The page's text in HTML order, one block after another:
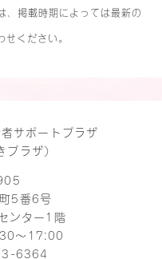
掲載時期によっては最新の
ください。
サポートプラザ
プラザ）
5番6号
ンター1階
～17:00
6364